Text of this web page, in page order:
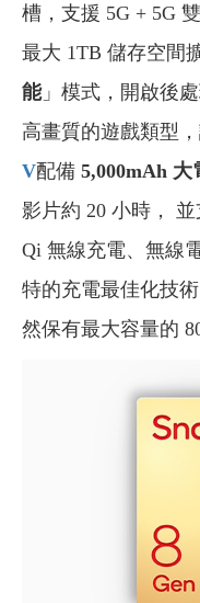
槽，支援 5G + 5G
最大 1TB 儲存空間
能」模式，開啟後
高畫質的遊戲類型
V配備 5,000mAh 大
影片約 20 小時，
Qi 無線充電、無線
特的充電最佳化技
然保有最大容量的